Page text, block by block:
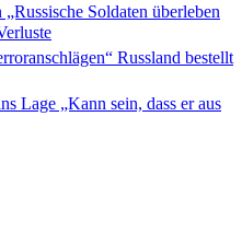
„Russische Soldaten überleben
Russland bestellt
Lage „Kann sein, dass er aus